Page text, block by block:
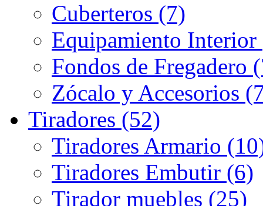
Cuberteros (7)
Equipamiento Interior
Fondos de Fregadero
Zócalo y Accesorios
Tiradores (52)
Tiradores Armario
Tiradores Embutir (6)
Tirador muebles (25)